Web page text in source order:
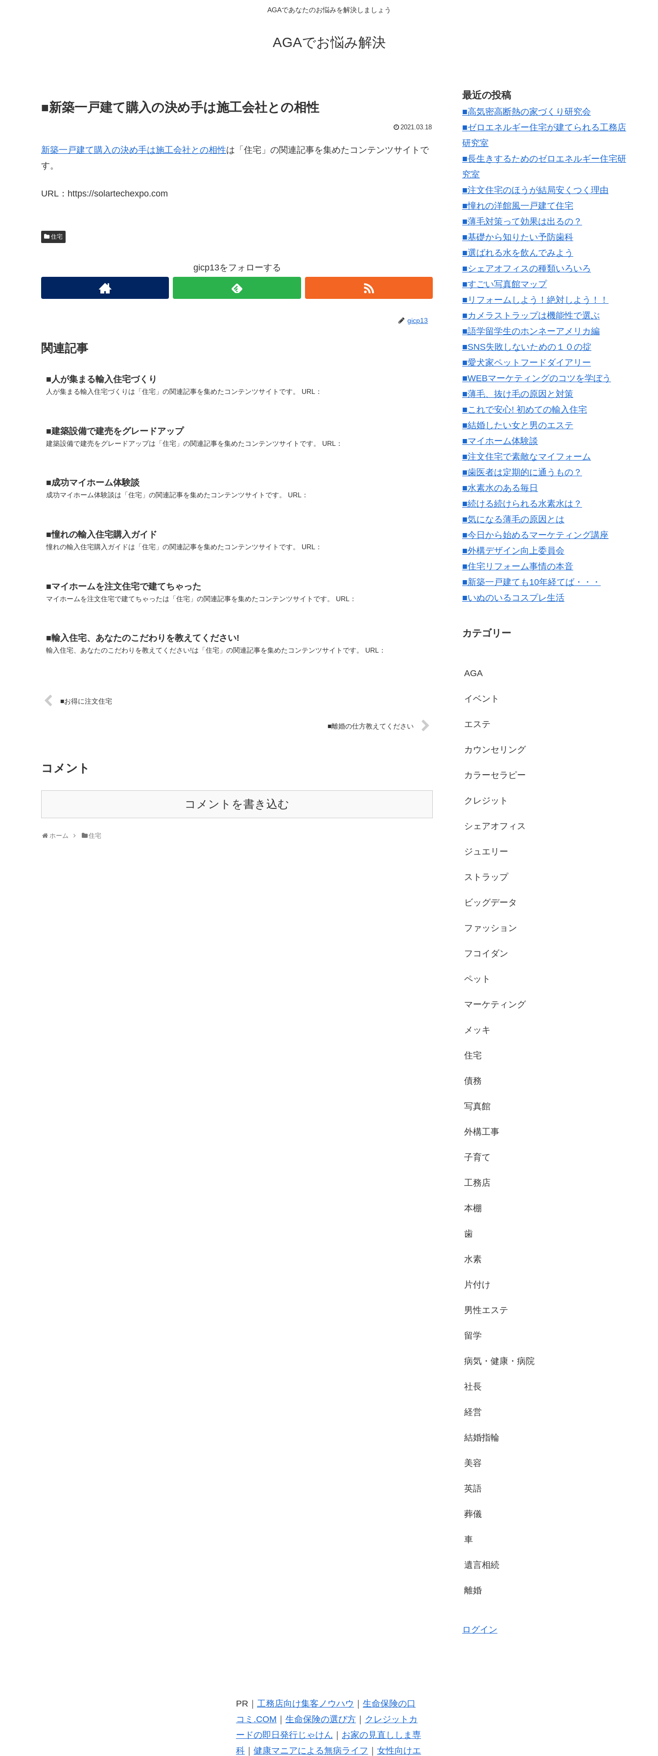
AGAであなたのお悩みを解決しましょう
AGAでお悩み解決
■新築一戸建て購入の決め手は施工会社との相性
2021.03.18
新築一戸建て購入の決め手は施工会社との相性は「住宅」の関連記事を集めたコンテンツサイトで
す。
URL：https://solartechexpo.com
住宅
gicp13をフォローする
gicp13
関連記事
■人が集まる輸入住宅づくり
人が集まる輸入住宅づくりは「住宅」の関連記事を集めたコンテンツサイトです。 URL：
■建築設備で建売をグレードアップ
建築設備で建売をグレードアップは「住宅」の関連記事を集めたコンテンツサイトです。 URL：
■成功マイホーム体験談
成功マイホーム体験談は「住宅」の関連記事を集めたコンテンツサイトです。 URL：
■憧れの輸入住宅購入ガイド
憧れの輸入住宅購入ガイドは「住宅」の関連記事を集めたコンテンツサイトです。 URL：
■マイホームを注文住宅で建てちゃった
マイホームを注文住宅で建てちゃったは「住宅」の関連記事を集めたコンテンツサイトです。 URL：
■輸入住宅、あなたのこだわりを教えてください!
輸入住宅、あなたのこだわりを教えてください!は「住宅」の関連記事を集めたコンテンツサイトです。 URL：
■お得に注文住宅
■離婚の仕方教えてください
コメント
コメントを書き込む
ホーム 住宅
最近の投稿
■高気密高断熱の家づくり研究会
■ゼロエネルギー住宅が建てられる工務店
研究室
■長生きするためのゼロエネルギー住宅研
究室
■注文住宅のほうが結局安くつく理由
■憧れの洋館風一戸建て住宅
■薄毛対策って効果は出るの？
■基礎から知りたい予防歯科
■選ばれる水を飲んでみよう
■シェアオフィスの種類いろいろ
■すごい写真館マップ
■リフォームしよう！絶対しよう！！
■カメラストラップは機能性で選ぶ
■語学留学生のホンネーアメリカ編
■SNS失敗しないための１０の掟
■愛犬家ペットフードダイアリー
■WEBマーケティングのコツを学ぼう
■薄毛、抜け毛の原因と対策
■これで安心! 初めての輸入住宅
■結婚したい女と男のエステ
■マイホーム体験談
■注文住宅で素敵なマイフォーム
■歯医者は定期的に通うもの？
■水素水のある毎日
■続ける続けられる水素水は？
■気になる薄毛の原因とは
■今日から始めるマーケティング講座
■外構デザイン向上委員会
■住宅リフォーム事情の本音
■新築一戸建ても10年経てば・・・
■いぬのいるコスプレ生活
カテゴリー
AGA
イベント
エステ
カウンセリング
カラーセラピー
クレジット
シェアオフィス
ジュエリー
ストラップ
ビッグデータ
ファッション
フコイダン
ペット
マーケティング
メッキ
住宅
債務
写真館
外構工事
子育て
工務店
本棚
歯
水素
片付け
男性エステ
留学
病気・健康・病院
社長
経営
結婚指輪
美容
英語
葬儀
車
遺言相続
離婚
ログイン
PR｜ 工務店向け集客ノウハウ
生命保険の口
コミ.COM
生命保険の選び方｜
クレジットカ
ードの即日発行じゃけん
お家の見直ししま専
科｜ 健康マニアによる無病ライフ 女性向けエ